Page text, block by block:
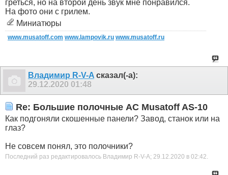
греться, но на второй день звук мне понравился.
На фото они с грилем.
Миниатюры
www.musatoff.com www.lampovik.ru www.musatoff.ru
Владимир R-V-A сказал(-а):
29.12.2020 01:48
Re: Большие полочные АС Musatoff AS-10
Как подгоняли скошенные панели? Завод, станок или на
глаз?
Не совсем понял, это полочники?
Последний раз редактировалось Владимир R-V-A; 29.12.2020 в 02:42